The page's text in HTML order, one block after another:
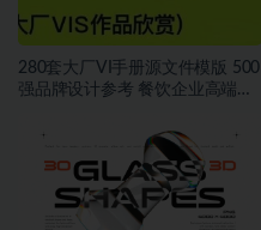
280套大厂VI手册源文件模版 500
强品牌设计参考 餐饮企业高端矢